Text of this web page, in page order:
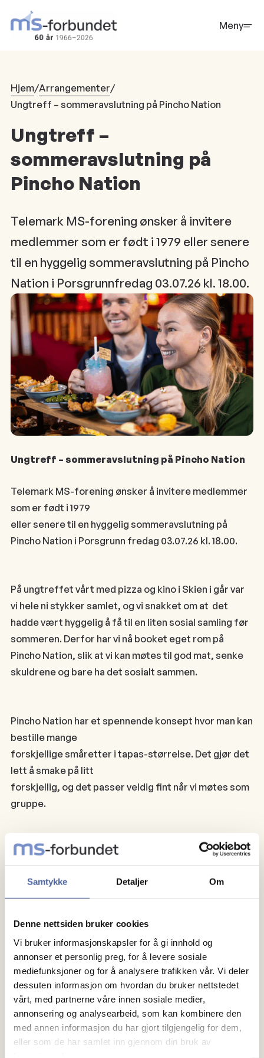
Samtykke Detaljer Om
Denne nettsiden bruker cookies
Vi bruker informasjonskapsler for å gi innhold og
annonser et personlig preg, for å levere sosiale
mediefunksjoner og for å analysere trafikken vår. Vi deler
dessuten informasjon om hvordan du bruker nettstedet
vårt, med partnerne våre innen sosiale medier,
annonsering og analysearbeid, som kan kombinere den
med annen informasjon du har gjort tilgjengelig for dem,
eller som de har samlet inn gjennom din bruk av
hovedinnhold
Meny
Hjem/Arrangementer/
Ungtreff – sommeravslutning på Pincho Nation
Ungtreff –
sommeravslutning på
Pincho Nation
Telemark MS-forening ønsker å invitere
medlemmer som er født i 1979 eller senere
til en hyggelig sommeravslutning på Pincho
Nation i Porsgrunnfredag 03.07.26 kl. 18.00.
Ungtreff – sommeravslutning på Pincho Nation
Telemark MS-forening ønsker å invitere medlemmer
som er født i 1979
eller senere til en hyggelig sommeravslutning på
Pincho Nation i Porsgrunn fredag 03.07.26 kl. 18.00.
På ungtreffet vårt med pizza og kino i Skien i går var
vi hele ni stykker samlet, og vi snakket om at det
hadde vært hyggelig å få til en liten sosial samling før
sommeren. Derfor har vi nå booket eget rom på
Pincho Nation, slik at vi kan møtes til god mat, senke
skuldrene og bare ha det sosialt sammen.
Pincho Nation har et spennende konsept hvor man kan
bestille mange
forskjellige småretter i tapas-størrelse. Det gjør det
lett å smake på litt
forskjellig, og det passer veldig fint når vi møtes som
gruppe.
Vi har rommet fra kl. 18.00 til 20.00. Der sitter vi
uforstyrret, med lavere
lydnivå enn ute i selve restauranten, slik at det blir
enklere å prate og bli kjent.
Alle bestillinger gjøres i Pincho Nation sin egen app,
så det er lurt å laste ned appen og opprette profil på
forhånd.
Hver deltaker får tilsendt digitalt til appen et
gavekort på 300 kr som